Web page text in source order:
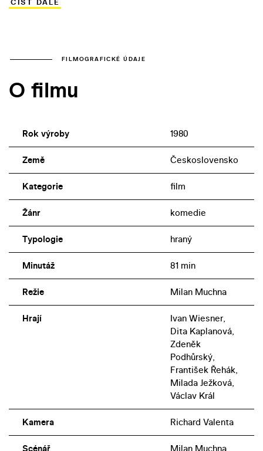
připomíná Ostře sledované vlaky (1966) a odkazuje i k
Hon na kočku (1979) a zahrál si menší roli i v Muchnově
československé nové vlny Muchna vzdává poctu i
ČÍST DÁLE
FILMOGRAFICKÉ ÚDAJE
O filmu
Rok výroby 1980
Země Československo
Kategorie film
Žánr komedie
Typologie hraný
Minutáž 81 min
Režie Milan Muchna
Hrají
Ivan Wiesner,
Dita Kaplanová,
Zdeněk
Podhůrský,
František Řehák,
Milada Ježková,
Václav Král
Kamera Richard Valenta